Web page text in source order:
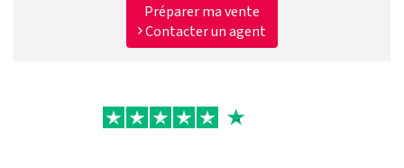
Préparer ma vente
Contacter un agent